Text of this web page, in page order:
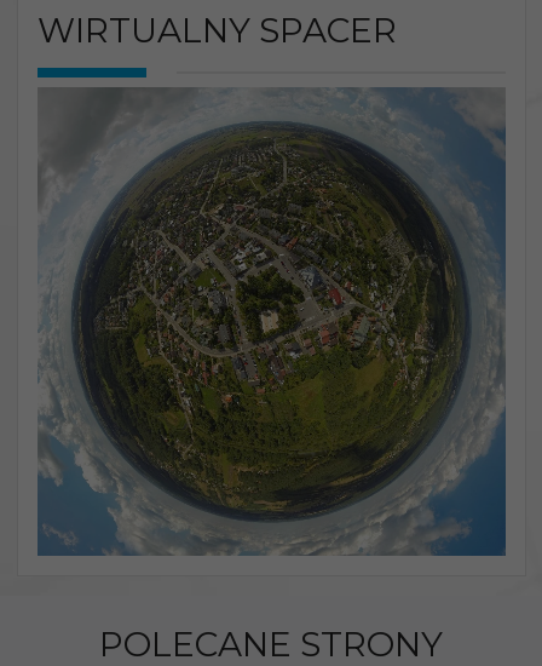
WIRTUALNY SPACER
POLECANE STRONY